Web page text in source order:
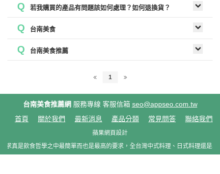
Q 若我購買的產品有問題該如何處理？如何退換貨？
Q 台南美食
Q 台南美食推薦
1
台南美食推薦網 服務專線 客服信箱 seo@appseo.com.tw
首頁
關於我們 最新消息 產品分類 常見問答 聯絡我們
蘋果網頁設計
求真是飲食哲學之中最簡單而也是最高的要求，全台灣中式料理、日式料理還是